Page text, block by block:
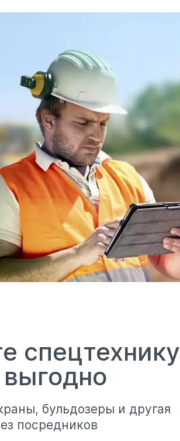
спецтехнику
бульдозеры и другая
посредников